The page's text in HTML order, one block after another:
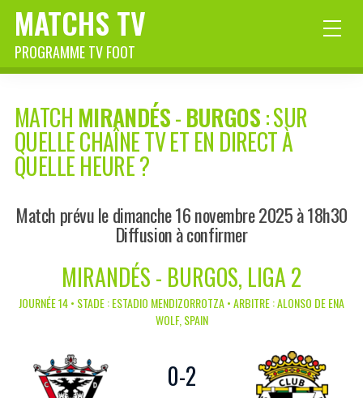
MATCHS TV
PROGRAMME TV FOOT
MATCH MIRANDÉS-BURGOS: SUR
QUELLE CHAÎNE TV ET EN DIRECT À
QUELLE HEURE ?
Match prévu le dimanche 16 novembre 2025 à 18h30
Diffusion à confirmer
MIRANDÉS - BURGOS, LIGA 2
JOURNÉE 14 • STADE : ESTADIO MENDIZORROTZA • ARBITRE : ALONSO DE ENA
WOLF, SPAIN
0-2